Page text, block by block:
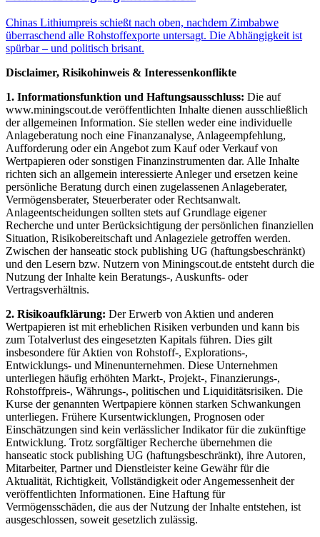
Chinas Lithiumpreis schießt nach oben, nachdem Zimbabwe
überraschend alle Rohstoffexporte untersagt. Die Abhängigkeit ist
spürbar – und politisch brisant.
Disclaimer, Risikohinweis & Interessenkonflikte
1. Informationsfunktion und Haftungsausschluss: Die auf
www.miningscout.de veröffentlichten Inhalte dienen ausschließlich
der allgemeinen Information. Sie stellen weder eine individuelle
Anlageberatung noch eine Finanzanalyse, Anlageempfehlung,
Aufforderung oder ein Angebot zum Kauf oder Verkauf von
Wertpapieren oder sonstigen Finanzinstrumenten dar. Alle Inhalte
richten sich an allgemein interessierte Anleger und ersetzen keine
persönliche Beratung durch einen zugelassenen Anlageberater,
Vermögensberater, Steuerberater oder Rechtsanwalt.
Anlageentscheidungen sollten stets auf Grundlage eigener
Recherche und unter Berücksichtigung der persönlichen finanziellen
Situation, Risikobereitschaft und Anlageziele getroffen werden.
Zwischen der hanseatic stock publishing UG (haftungsbeschränkt)
und den Lesern bzw. Nutzern von Miningscout.de entsteht durch die
Nutzung der Inhalte kein Beratungs-, Auskunfts- oder
Vertragsverhältnis.
2. Risikoaufklärung: Der Erwerb von Aktien und anderen
Wertpapieren ist mit erheblichen Risiken verbunden und kann bis
zum Totalverlust des eingesetzten Kapitals führen. Dies gilt
insbesondere für Aktien von Rohstoff-, Explorations-,
Entwicklungs- und Minenunternehmen. Diese Unternehmen
unterliegen häufig erhöhten Markt-, Projekt-, Finanzierungs-,
Rohstoffpreis-, Währungs-, politischen und Liquiditätsrisiken. Die
Kurse der genannten Wertpapiere können starken Schwankungen
unterliegen. Frühere Kursentwicklungen, Prognosen oder
Einschätzungen sind kein verlässlicher Indikator für die zukünftige
Entwicklung. Trotz sorgfältiger Recherche übernehmen die
hanseatic stock publishing UG (haftungsbeschränkt), ihre Autoren,
Mitarbeiter, Partner und Dienstleister keine Gewähr für die
Aktualität, Richtigkeit, Vollständigkeit oder Angemessenheit der
veröffentlichten Informationen. Eine Haftung für
Vermögensschäden, die aus der Nutzung der Inhalte entstehen, ist
ausgeschlossen, soweit gesetzlich zulässig.